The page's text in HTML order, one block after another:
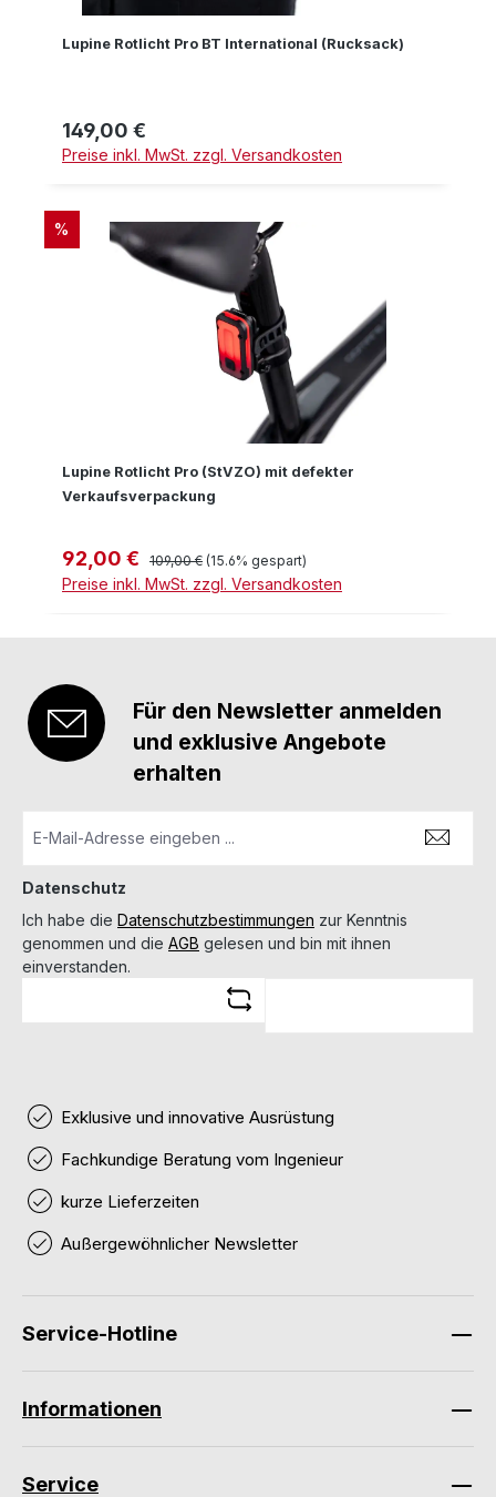
Lupine Rotlicht Pro BT International (Rucksack)
Regulärer Preis:
149,00 €
Preise inkl. MwSt. zzgl. Versandkosten
RABATT
%
Lupine Rotlicht Pro (StVZO) mit defekter
Verkaufsverpackung
Verkaufspreis:
92,00 € Regulärer Preis:
109,00 € (15.6% gespart)
Preise inkl. MwSt. zzgl. Versandkosten
Für den Newsletter anmelden
und exklusive Angebote
erhalten
Datenschutz
Ich habe die Datenschutzbestimmungen zur Kenntnis
genommen und die AGB gelesen und bin mit ihnen
einverstanden.
Exklusive und innovative Ausrüstung
Fachkundige Beratung vom Ingenieur
kurze Lieferzeiten
Außergewöhnlicher Newsletter
Service-Hotline
Informationen
Service